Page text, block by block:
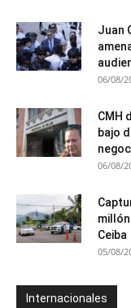
Juan
06/08/
CMH
bajo
06/08/
Ceiba
05/08/
Internacionales